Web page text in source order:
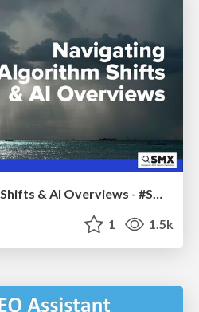
Navigating Algorithm Shifts & AI Overviews - #SMXNext
1 1.5k